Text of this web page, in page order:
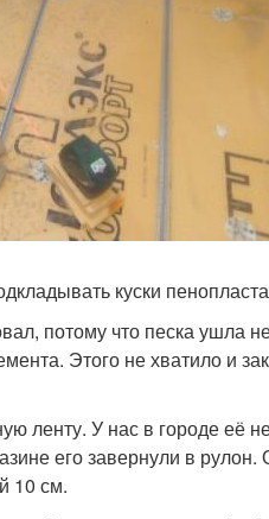
куски
потому что песка ушла
Этого не хватило и
ленту. У нас в городе её
его завернули в рулон.
10 см.